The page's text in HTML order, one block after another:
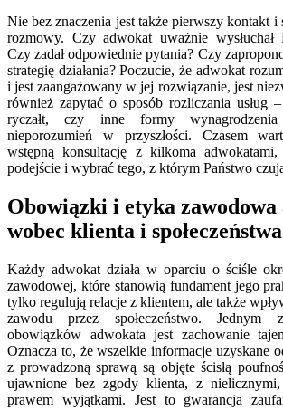
Nie bez znaczenia jest także pierwszy kontakt i
rozmowy. Czy adwokat uważnie wysłuchał
Czy zadał odpowiednie pytania? Czy
strategię działania? Poczucie, że adwokat
i jest zaangażowany w jej rozwiązanie, jest
również zapytać o sposób rozliczania usług
ryczałt, czy inne formy
nieporozumień w przyszłości. Czasem
wstępną konsultację z kilkoma
podejście i wybrać tego, z którym Państwo
Obowiązki i etyka zawodowa
wobec klienta i społeczeństwa
Każdy adwokat działa w oparciu o ściśle
zawodowej, które stanowią fundament jego
tylko regulują relacje z klientem, ale także
zawodu przez społeczeństwo. Jednym
obowiązków adwokata jest zachowanie
Oznacza to, że wszelkie informacje uzyskane
z prowadzoną sprawą są objęte ścisłą
ujawnione bez zgody klienta, z nielicznymi,
prawem wyjątkami. Jest to gwarancja